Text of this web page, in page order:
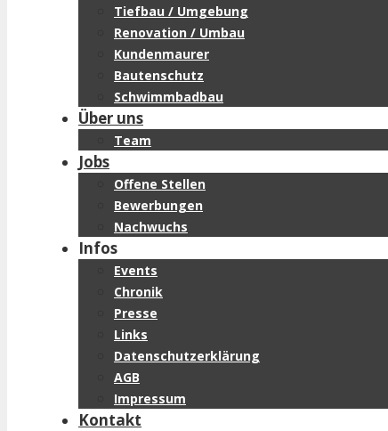
Tiefbau / Umgebung
Renovation / Umbau
Kundenmaurer
Bautenschutz
Schwimmbadbau
Über uns
Team
Jobs
Offene Stellen
Bewerbungen
Nachwuchs
Infos
Events
Chronik
Presse
Links
Datenschutzerklärung
AGB
Impressum
Kontakt